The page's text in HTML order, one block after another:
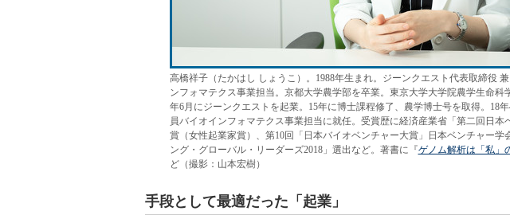
高橋祥子（たかはし しょうこ）。1988年生まれ。ジーンクエスト代表取締役
ンフォマテクス事業担当。京都大学農学部を卒業。東京大学大学院農学生命科
年6月にジーンクエストを起業。15年に博士課程修了、農学博士号を取得。18
員バイオインフォマテクス事業担当に就任。受賞歴に経済産業省「第二回日本
賞（女性起業家賞）、第10回「日本バイオベンチャー大賞」日本ベンチャー学
ング・グローバル・リーダーズ2018」選出など。著書に『ゲノム解析は「私」
ど（撮影：山本宏樹）
手段として最適だった「起業」